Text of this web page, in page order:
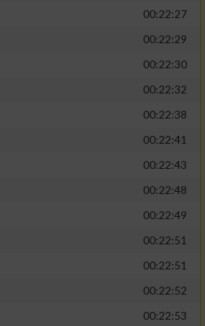
00:22:27
00:22:29
00:22:30
00:22:32
00:22:38
00:22:41
00:22:43
00:22:48
00:22:49
00:22:51
00:22:51
00:22:52
00:22:53